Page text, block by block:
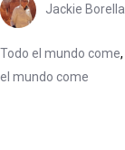
Jackie Borella
Todo el mundo come,
el mundo come